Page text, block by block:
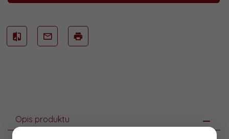
Opis produktu